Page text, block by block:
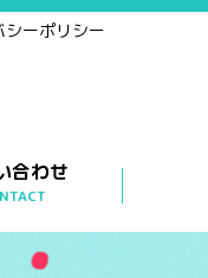
シーポリシー
合わせ